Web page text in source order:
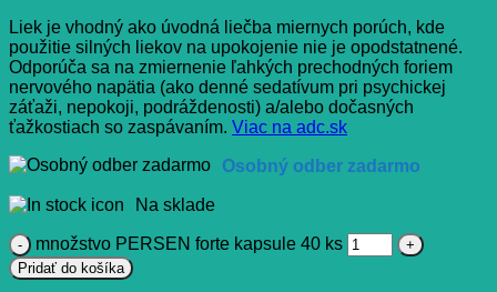
Liek je vhodný ako úvodná liečba miernych porúch, kde
použitie silných liekov na upokojenie nie je opodstatnené.
Odporúča sa na zmiernenie ľahkých prechodných foriem
nervového napätia (ako denné sedatívum pri psychickej
záťaži, nepokoji, podráždenosti) a/alebo dočasných
ťažkostiach so zaspávaním. Viac na adc.sk
Osobný odber zadarmo
Na sklade
množstvo PERSEN forte kapsule 40 ks
Pridať do košíka